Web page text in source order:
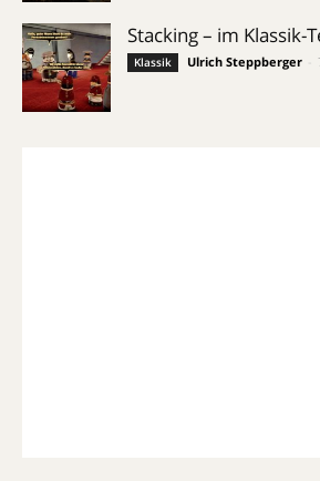
Stacking – im Klassik-
Klassik Ulrich Steppberger